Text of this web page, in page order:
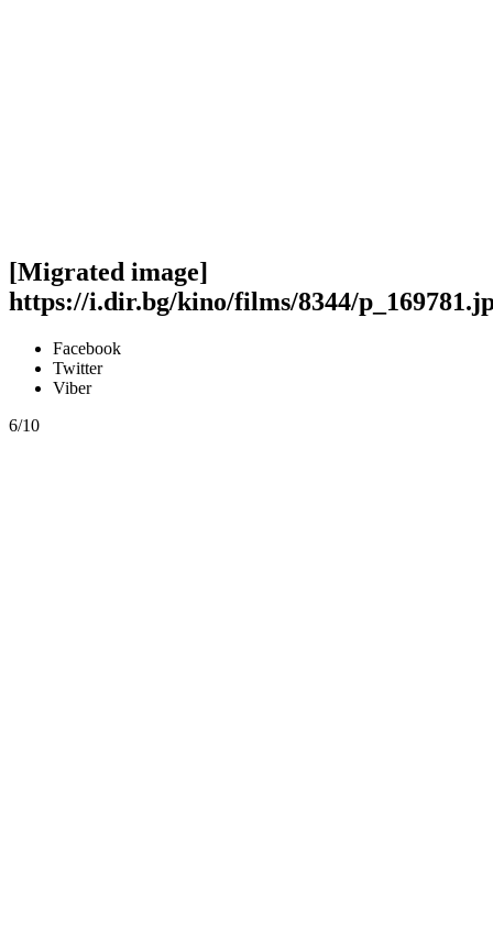
[Migrated image]
https://i.dir.bg/kino/films/8344/
Facebook
Twitter
Viber
6/10